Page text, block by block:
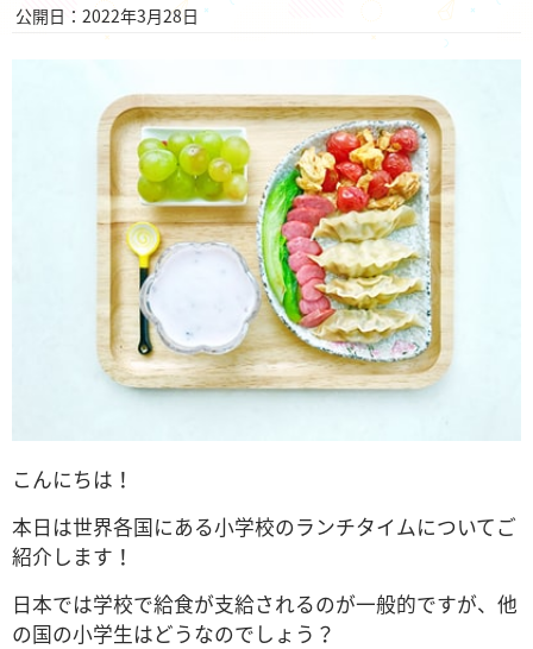
公開日：2022年3月28日
こんにちは！
本日は世界各国にある小学校のランチタイムについてご
紹介します！
日本では学校で給食が支給されるのが一般的ですが、他
の国の小学生はどうなのでしょう？